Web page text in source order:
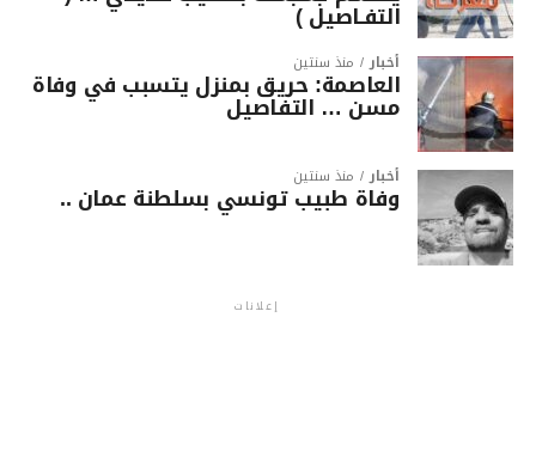
التفـاصيل )
أخبار منذ سنتين
العاصمة: حريق بمنزل يتسبب في وفاة
مسن … التفاصيل
أخبار منذ سنتين
وفاة طبيب تونسي بسلطنة عمان ..
إعلانات